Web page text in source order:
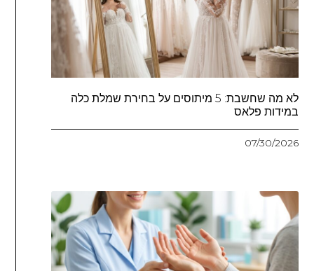
לא מה שחשבת: 5 מיתוסים על בחירת שמלת כלה
במידות פלאס
07/30/2026